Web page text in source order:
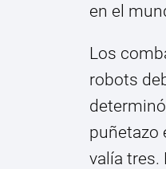
en el
Los
robots
puñetazo
valía